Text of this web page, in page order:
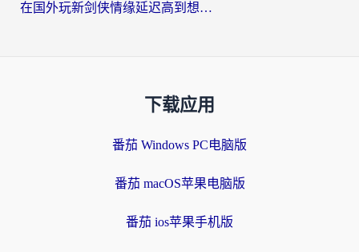
在国外玩新剑侠情缘延迟高到想摔手机？海外玩家亲测有效的加速器选择指南
下载应用
番茄 Windows PC电脑版
番茄 macOS苹果电脑版
番茄 ios苹果手机版